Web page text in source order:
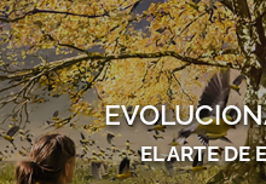
EL ARTE DE